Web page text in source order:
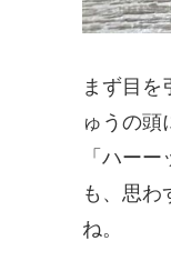
まず目を
ゅうの頭
「ハー
も、思わ
ね。